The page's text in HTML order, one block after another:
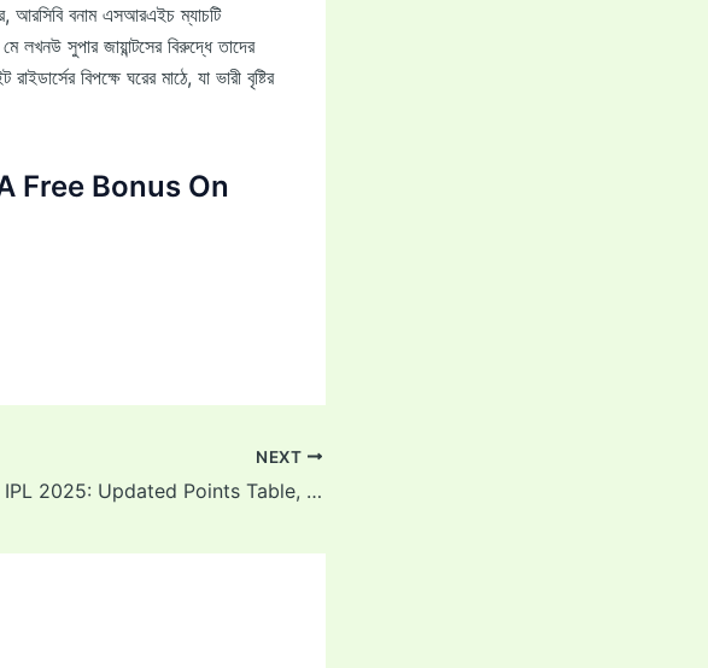
আরসিবি বনাম এসআরএইচ ম্যাচটি
লখনউ সুপার জায়ান্টসের বিরুদ্ধে তাদের
বিপক্ষে ঘরের মাঠে, যা ভারী বৃষ্টির
Free Bonus On
NEXT
IPL 2025: Updated Points Table, Top Run-Scorers and Wicket-Takers After Match 64 – GT vs LSG